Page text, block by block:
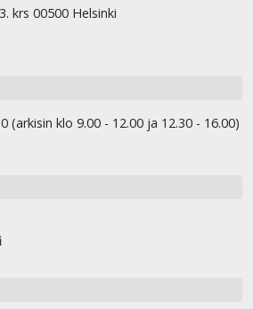
krs 00500 Helsinki
(arkisin klo 9.00 - 12.00 ja 12.30 - 16.00)